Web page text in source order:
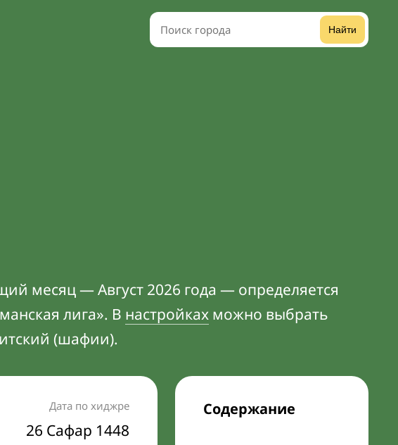
Найти
месяц — Август 2026 года — определяется
лига». В настройках можно выбрать
(шафии).
Содержание
Дата по хиджре
26 Сафар 1448